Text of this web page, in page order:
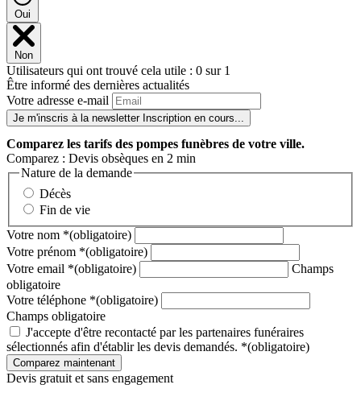
Oui
Non
Utilisateurs qui ont trouvé cela utile : 0 sur 1
Être informé des dernières actualités
Votre adresse e-mail
Je m'inscris à la newsletter Inscription en cours...
Comparez les tarifs des pompes funèbres de votre ville.
Comparez : Devis obsèques en 2 min
Nature de la demande
Décès
Fin de vie
Votre nom *(obligatoire)
Votre prénom *(obligatoire)
Votre email *(obligatoire)
Champs
obligatoire
Votre téléphone *(obligatoire)
Champs obligatoire
J'accepte d'être recontacté par les partenaires funéraires
sélectionnés afin d'établir les devis demandés. *(obligatoire)
Devis gratuit et sans engagement